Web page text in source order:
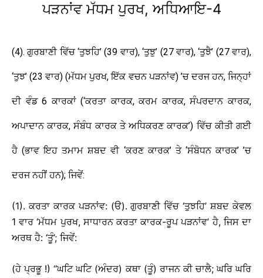
ਪੜਨਾਂਵ ਮੱਧਮ ਪੁਰਖ, ਅਧਿਆਇ-4
(4). ਗੁਰਬਾਣੀ ਵਿੱਚ ‘ਤੁਝਹਿ’ (39 ਵਾਰ), ‘ਤੁਝੁ’ (27 ਵਾਰ), ‘ਤੁਝੈ’ (27 ਵਾਰ),
‘ਤੁਝ’ (23 ਵਾਰ) (ਮੱਧਮ ਪੁਰਖ, ਇੱਕ ਵਚਨ ਪੜਨਾਂਵ) ’ਚ ਦਰਜ ਹਨ, ਜਿਨ੍ਹਾਂ
ਦੀ ਵੰਡ 6 ਕਾਰਕਾਂ (‘ਕਰਤਾ ਕਾਰਕ, ਕਰਮ ਕਾਰਕ, ਸੰਪਰਦਾਨ ਕਾਰਕ,
ਅਪਾਦਾਨ ਕਾਰਕ, ਸੰਬੰਧ ਕਾਰਕ ਤੇ ਅਧਿਕਰਣ ਕਾਰਕ’) ਵਿੱਚ ਕੀਤੀ ਗਈ
ਹੈ (ਭਾਵ ਇਹ ਤਮਾਮ ਸ਼ਬਦ ਵੀ ‘ਕਰਣ ਕਾਰਕ’ ਤੇ ‘ਸੰਬੋਧਨ ਕਾਰਕ’ ’ਚ
ਦਰਜ ਨਹੀਂ ਹਨ); ਜਿਵੇਂ:
(1). ਕਰਤਾ ਕਾਰਕ ਪੜਨਾਂਵ: (ੳ). ਗੁਰਬਾਣੀ ਵਿੱਚ ‘ਤੁਝਹਿ’ ਸ਼ਬਦ ਕੇਵਲ
1 ਵਾਰ ‘ਮੱਧਮ ਪੁਰਖ, ਸਾਧਾਰਨ ਕਰਤਾ ਕਾਰਕ-ਰੂਪ ਪੜਨਾਂਵ’ ਹੈ, ਜਿਸ ਦਾ
ਅਰਥ ਹੈ: ‘ਤੂੰ’; ਜਿਵੇਂ:
(ਹੇ ਪ੍ਰਭੂ !) ‘‘ਘਟਿ ਘਟਿ (ਅੰਦਰ) ਕਥਾ (ਤੂੰ) ਰਾਜਨ ਕੀ ਚਾਲੈ; ਘਰਿ ਘਰਿ